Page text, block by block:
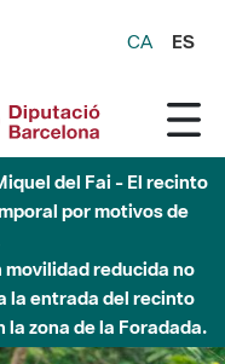
CA ES
del Fai - El recinto
por motivos de
movilidad reducida no
la entrada del recinto
zona de la Foradada.